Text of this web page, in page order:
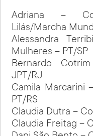
Adriana –
Lilás/Marcha
Alessandra
Mulheres – PT/SP
Bernardo
JPT/RJ
Camila Marcarini
PT/RS
Claudia Dutra –
Claudia Freitag –